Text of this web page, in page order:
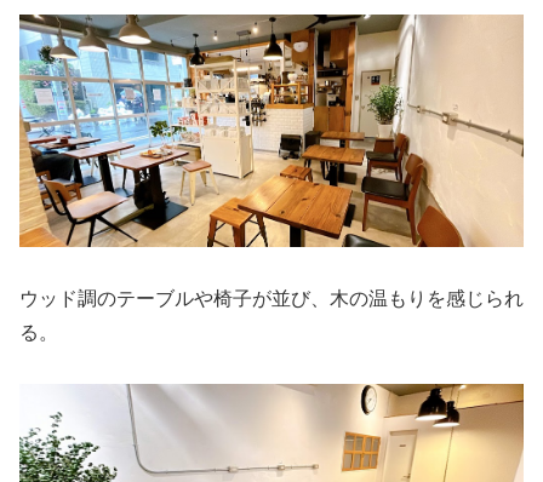
ウッド調のテーブルや椅子が並び、木の温もりを感じられ
る。